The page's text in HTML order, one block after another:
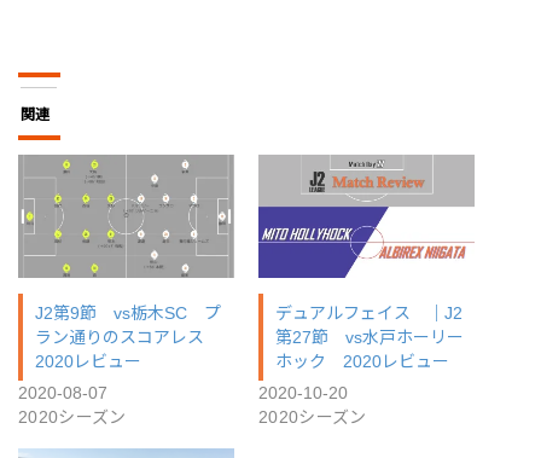
関連
J2第9節 vs栃木SC プ
ラン通りのスコアレス
2020レビュー
2020-08-07
2020シーズン
デュアルフェイス ｜J2
第27節 vs水戸ホーリー
ホック 2020レビュー
2020-10-20
2020シーズン